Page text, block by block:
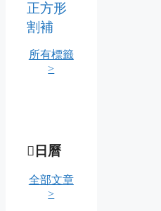
正方形
割補
所有標籤
>
日曆
全部文章
>